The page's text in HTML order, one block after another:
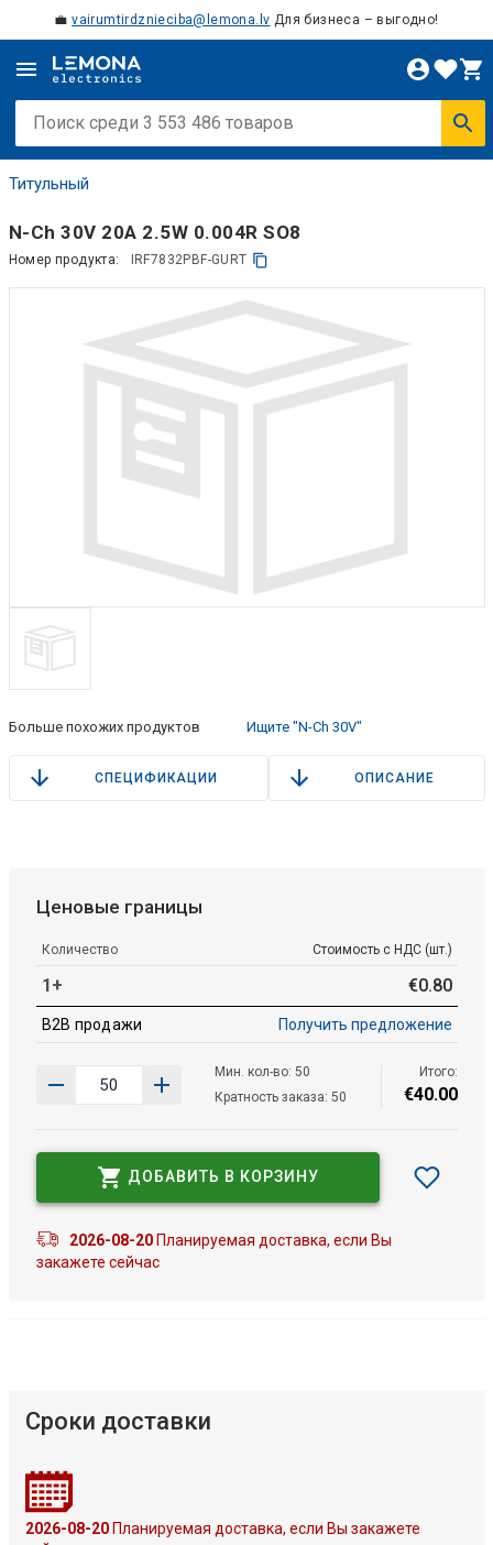
💼vairumtirdznieciba@lemona.lv Для бизнеса – выгодно!
Титульный
N-Ch 30V 20A 2.5W 0.004R SO8
Номер продукта: IRF7832PBF-GURT
Больше похожих продуктов Ищите "N-Ch 30V"
СПЕЦИФИКАЦИИ ОПИСАНИЕ
Ценовые границы
Количество Стоимость с НДС (шт.)
1+ €0.80
B2B продажи Получить предложение
Мин. кол-во: 50
Кратность заказа: 50
Итого:
€40.00
ДОБАВИТЬ В КОРЗИНУ
2026-08-20Планируемая доставка, если Вы
закажете сейчас
Сроки доставки
2026-08-20Планируемая доставка, если Вы закажете